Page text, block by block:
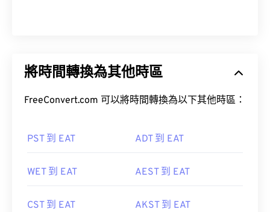
將時間轉換為其他時區
FreeConvert.com 可以將時間轉換為以下其他時區：
PST 到 EAT ADT 到 EAT
WET 到 EAT AEST 到 EAT
CST 到 EAT AKST 到 EAT